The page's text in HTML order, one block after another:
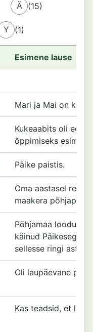
Ä (15)
Y (1)
Esimene lause
Mari ja Mai on
Kukeaabits oli eesti
õppimiseks
Päike paistis.
Oma aastasel reisil
maakera
Põhjamaa looduse
käinud Päikesega
sellesse ringi astus.
Oli laupäevane
Kas teadsid, et